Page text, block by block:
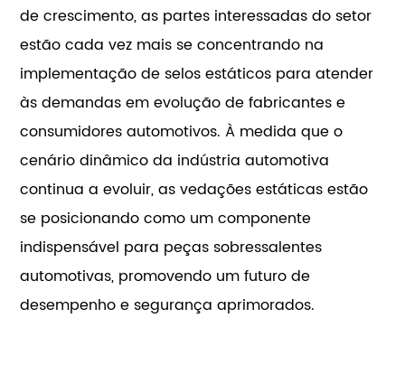
de crescimento, as partes interessadas do setor
estão cada vez mais se concentrando na
implementação de selos estáticos para atender
às demandas em evolução de fabricantes e
consumidores automotivos. À medida que o
cenário dinâmico da indústria automotiva
continua a evoluir, as vedações estáticas estão
se posicionando como um componente
indispensável para peças sobressalentes
automotivas, promovendo um futuro de
desempenho e segurança aprimorados.